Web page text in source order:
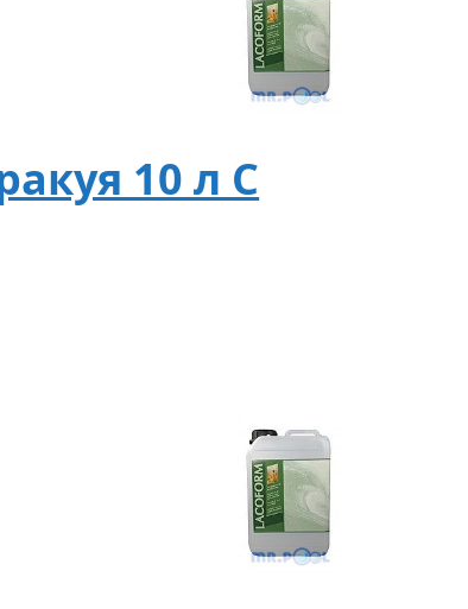
10 л С